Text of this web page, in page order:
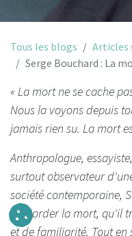
Tous les blogs
Articles
Serge Bouchard : La
« La mort ne se cache
Nous la voyons depuis
jamais rien su. La mort
Anthropologue,
surtout observateur
société contemporaine,
d'aborder la mort, qu'il
et de familiarité. Tout